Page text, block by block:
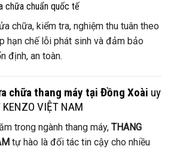
chữa chuẩn quốc tế
chữa, kiểm tra, nghiệm thu tuân theo
hạn chế lỗi phát sinh và đảm bảo
định, an toàn.
chữa thang máy tại Đồng Xoài uy
VIỆT NAM
trong ngành thang máy, THANG
tự hào là đối tác tin cậy cho nhiều